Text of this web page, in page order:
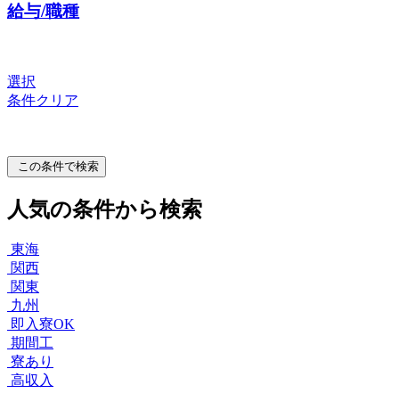
給与/職種
選択
条件クリア
この条件で検索
人気の条件から検索
東海
関西
関東
九州
即入寮OK
期間工
寮あり
高収入